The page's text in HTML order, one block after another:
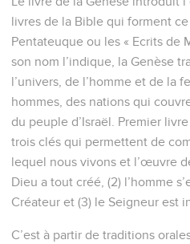
livres de la Bible qui forment
Pentateuque ou les « Ecrits de
son nom l’indique, la Genèse
l’univers, de l’homme et de la
hommes, des nations qui
du peuple d’Israël. Premier
trois clés qui permettent de
lequel nous vivons et l’œuvre
Dieu a tout créé, (2) l’homme
Créateur et (3) le Seigneur est
C’est à partir de traditions